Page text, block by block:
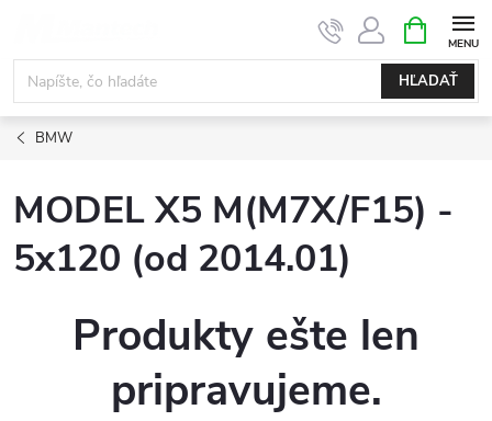
obsah
HĽADAŤ
KOŠÍK
BMW
MODEL X5 M(M7X/F15) -
5x120 (od 2014.01)
Produkty ešte len
pripravujeme.